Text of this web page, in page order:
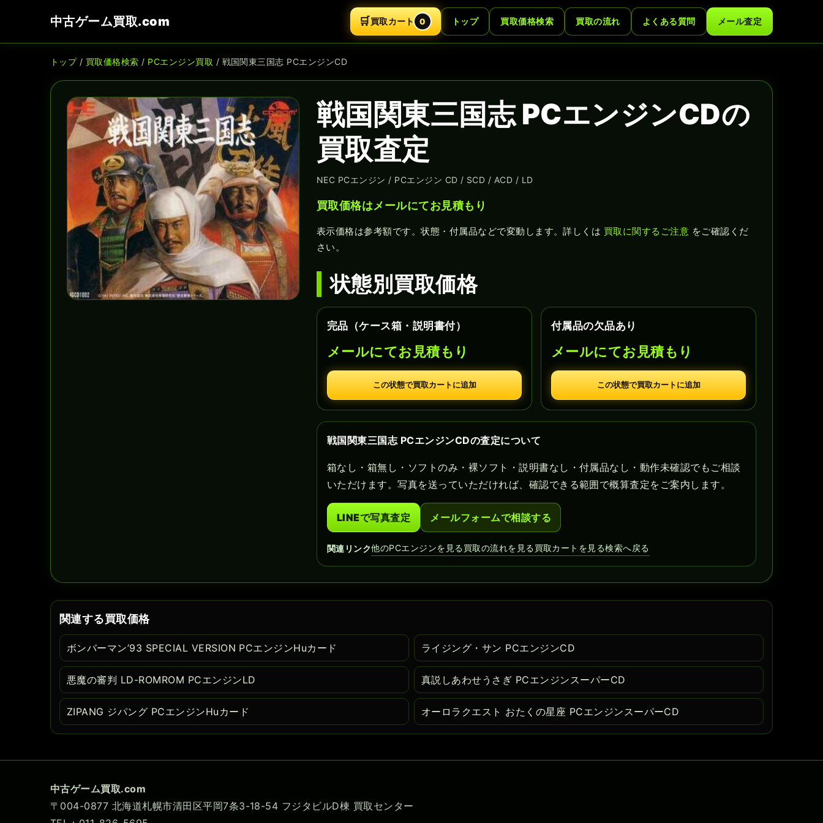
中古ゲーム買取.com 🛒買取カート 0 トップ 買取価格検索 買取の流れ よくある質問 メール査定
トップ/ 買取価格検索 / PCエンジン買取 / 戦国関東三国志 PCエンジンCD
戦国関東三国志 PCエンジンCDの
買取査定
NEC PCエンジン / PCエンジン CD / SCD / ACD / LD
買取価格はメールにてお見積もり
表示価格は参考額です。状態・付属品などで変動します。詳しくは 買取に関するご注意 をご確認くだ
さい。
状態別買取価格
完品（ケース箱・説明書付）
メールにてお見積もり
この状態で買取カートに追加
付属品の欠品あり
メールにてお見積もり
この状態で買取カートに追加
戦国関東三国志 PCエンジンCDの査定について
箱なし・箱無し・ソフトのみ・裸ソフト・説明書なし・付属品なし・動作未確認でもご相談
いただけます。写真を送っていただければ、確認できる範囲で概算査定をご案内します。
LINEで写真査定 メールフォームで相談する
関連リンク他のPCエンジンを見る買取の流れを見る買取カートを見る検索へ戻る
関連する買取価格
ボンバーマン’93 SPECIAL VERSION PCエンジンHuカード ライジング・サン PCエンジンCD
悪魔の審判 LD-ROMROM PCエンジンLD 真説しあわせうさぎ PCエンジンスーパーCD
ZIPANG ジパング PCエンジンHuカード オーロラクエスト おたくの星座 PCエンジンスーパーCD
中古ゲーム買取.com
〒004-0877 北海道札幌市清田区平岡7条3-18-54 フジタビルD棟 買取センター